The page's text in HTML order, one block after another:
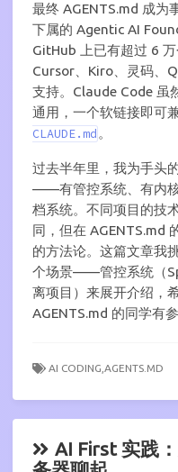
最终 AGENTS.md 成
下属的 Agentic AI
GitHub 上已有超过 6 万
Cursor、Kiro、灵码、
支持。Claude Code 虽
通用，一个软链接即可
CLAUDE.md。
过去半年里，我为手头
——有管控系统、有内
档系统。不同项目的技
同，但在 AGENTS.md
的方法论。这篇文章我
个场景——管控系统（
离项目）来展开介绍，
AGENTS.md 的同学有参
AI CODING, AGENTS.MD
AI First 实践